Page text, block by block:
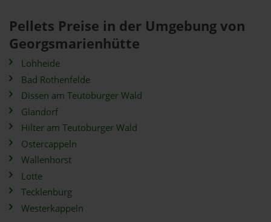
Pellets Preise in der Umgebung von
Georgsmarienhütte
Lohheide
Bad Rothenfelde
Dissen am Teutoburger Wald
Glandorf
Hilter am Teutoburger Wald
Ostercappeln
Wallenhorst
Lotte
Tecklenburg
Westerkappeln